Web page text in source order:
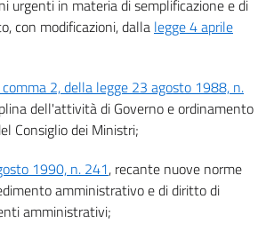
1)
2)
3)
urgenti in materia di semplificazione e di
con modificazioni, dalla legge 4 aprile
2, della legge 23 agosto 1988, n.
dell'attività di Governo e ordinamento
Consiglio dei Ministri;
1990, n. 241, recante nuove norme
amministrativo e di diritto di
amministrativi;